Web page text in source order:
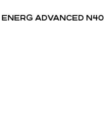
ENERG ADVANCED N40